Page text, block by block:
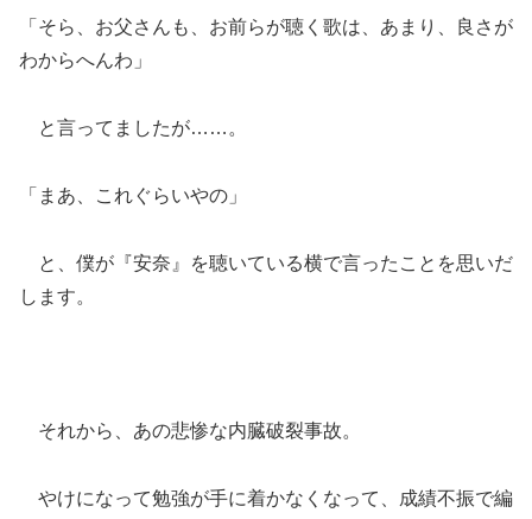
「そら、お父さんも、お前らが聴く歌は、あまり、良さが
わからへんわ」
と言ってましたが……。
「まあ、これぐらいやの」
と、僕が『安奈』を聴いている横で言ったことを思いだ
します。
それから、あの悲惨な内臓破裂事故。
やけになって勉強が手に着かなくなって、成績不振で編